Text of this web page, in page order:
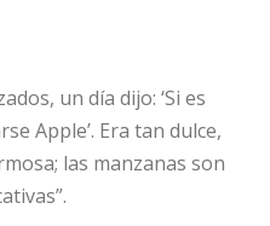
un día dijo: ‘Si es
Apple’. Era tan dulce,
las manzanas son